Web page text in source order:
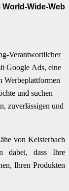
Wide-Web
Verantwortlicher
Google Ads, eine
Werbeplattformen
und suchen
zuverlässigen und
von Kelsterbach
dabei, dass Ihre
Ihren Produkten